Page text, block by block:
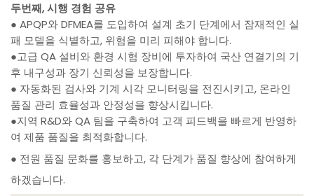
두번째, 시행 경험 공유
● APQP와 DFMEA를 도입하여 설계 초기 단계에서 잠재적인 실
패 모델을 식별하고, 위험을 미리 피해야 합니다.
●고급 QA 설비와 환경 시험 장비에 투자하여 국산 연결기의 기
후 내구성과 장기 신뢰성을 보장합니다.
● 자동화된 검사와 기계 시각 모니터링을 전진시키고, 온라인
품질 관리 효율성과 안정성을 향상시킵니다.
●지역 R&D와 QA 팀을 구축하여 고객 피드백을 빠르게 반영하
여 제품 품질을 최적화합니다.
● 전원 품질 문화를 홍보하고, 각 단계가 품질 향상에 참여하게
하겠습니다.